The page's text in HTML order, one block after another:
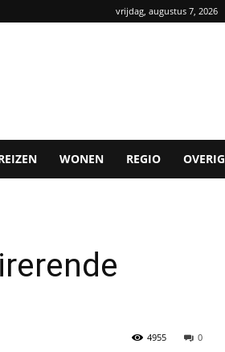
vrijdag, augustus 7, 2026
WONEN REGIO OVERIG
0
4955